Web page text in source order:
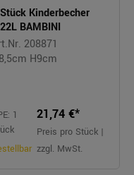
Kinderbecher
BAMBINI
208871
H9cm
1
21,74 €*
Preis pro Stück |
zzgl. MwSt.